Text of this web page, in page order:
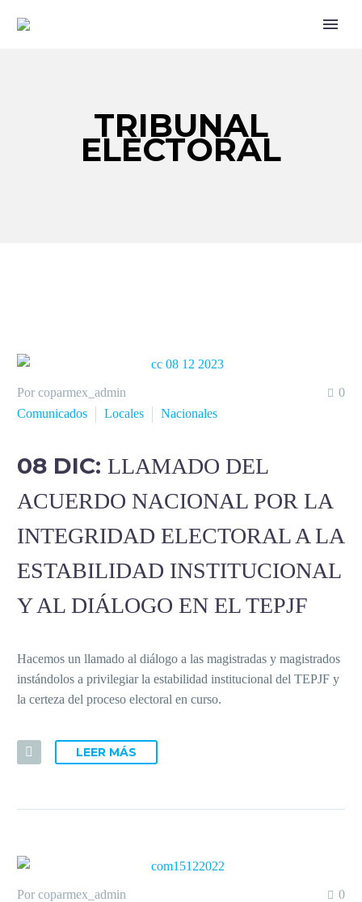
TRIBUNAL
ELECTORAL
0
Por coparmex_admin
Comunicados
Locales Nacionales
08 DIC: LLAMADO DEL
ACUERDO NACIONAL POR LA
INTEGRIDAD ELECTORAL A LA
ESTABILIDAD INSTITUCIONAL
Y AL DIÁLOGO EN EL TEPJF
Hacemos un llamado al diálogo a las magistradas y magistrados
instándolos a privilegiar la estabilidad institucional del TEPJF y
la certeza del proceso electoral en curso.
LEER MÁS
0
Por coparmex_admin